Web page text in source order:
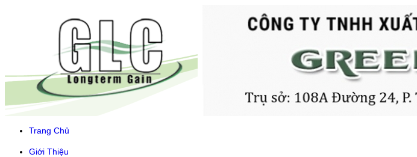
Trang Chủ
Giới Thiệu